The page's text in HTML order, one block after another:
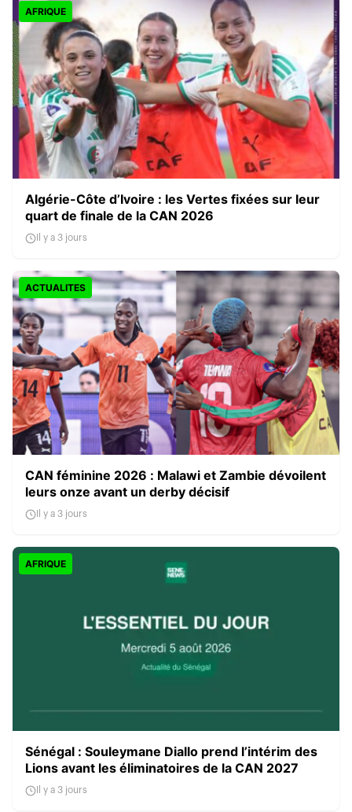
AFRIQUE
Algérie-Côte d’Ivoire : les Vertes fixées sur leur
quart de finale de la CAN 2026
Il y a 3 jours
ACTUALITES
CAN féminine 2026 : Malawi et Zambie dévoilent
leurs onze avant un derby décisif
Il y a 3 jours
AFRIQUE
Sénégal : Souleymane Diallo prend l’intérim des
Lions avant les éliminatoires de la CAN 2027
Il y a 3 jours